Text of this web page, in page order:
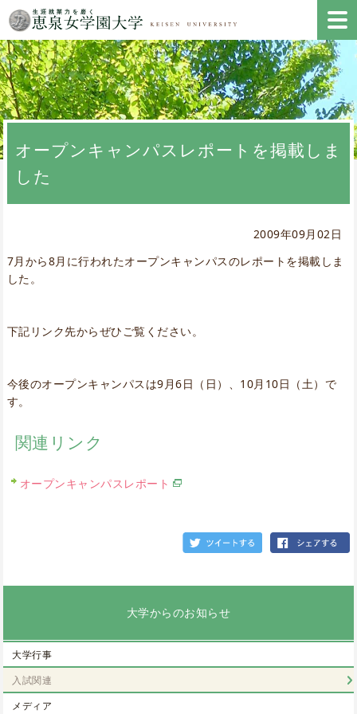
オープンキャンパスレポートを掲載しま
した
2009年09月02日
7月から8月に行われたオープンキャンパスのレポートを掲載しま
した。
下記リンク先からぜひご覧ください。
今後のオープンキャンパスは9月6日（日）、10月10日（土）で
す。
関連リンク
オープンキャンパスレポート
大学からのお知らせ
大学行事
入試関連
メディア